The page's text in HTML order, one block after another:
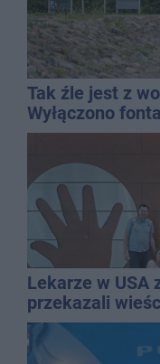
Tak źle jest z
Wyłączono
dolewkę
Lekarze w USA
przekazali